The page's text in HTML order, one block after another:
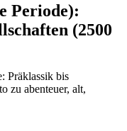
Periode):
(2500